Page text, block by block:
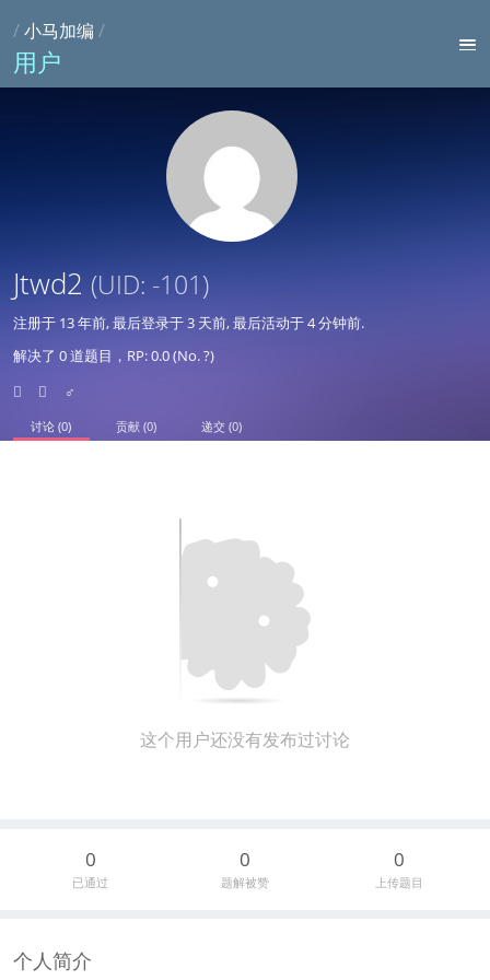
/小马加编 /
用户
Jtwd2 (UID: -101)
注册于 13 年前, 最后登录于3 天前, 最后活动于4 分钟前.
解决了 0 道题目，RP: 0.0 (No. ?)
♂
讨论 (0) 贡献 (0) 递交 (0)
这个用户还没有发布过讨论
0
已通过
0
题解被赞
0
上传题目
个人简介